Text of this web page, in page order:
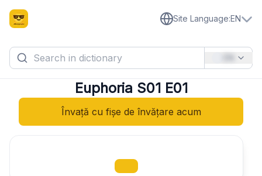
Site Language:EN
Euphoria S01 E01
Învață cu fișe de învățare acum